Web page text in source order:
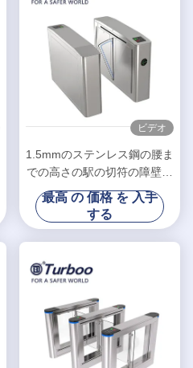
ビデオ
1.5mmのステンレス鋼の腰ま
での高さの駅の切符の障壁の
回転木戸
最高 の 価格 を 入手
する